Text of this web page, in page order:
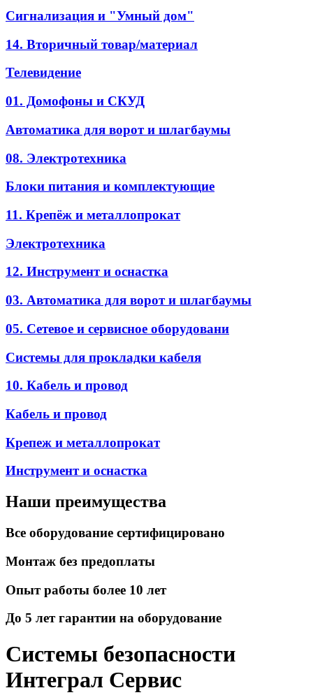
Сигнализация и "Умный дом"
14. Вторичный товар/материал
Телевидение
01. Домофоны и СКУД
Автоматика для ворот и шлагбаумы
08. Электротехника
Блоки питания и комплектующие
11. Крепёж и металлопрокат
Электротехника
12. Инструмент и оснастка
03. Автоматика для ворот и шлагбаумы
05. Сетевое и сервисное оборудовани
Системы для прокладки кабеля
10. Кабель и провод
Кабель и провод
Крепеж и металлопрокат
Инструмент и оснастка
Наши преимущества
Все оборудование сертифицировано
Монтаж без предоплаты
Опыт работы более 10 лет
До 5 лет гарантии на оборудование
Системы безопасности
Интеграл Сервис